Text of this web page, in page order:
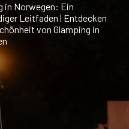
in Norwegen: Ein
Leitfaden | Entdecken
von Glamping in